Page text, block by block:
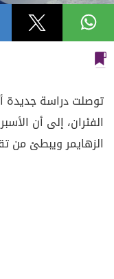
توصلت دراسة جديدة
الفئران، إلى أن
الزهايمر ويبطئ من